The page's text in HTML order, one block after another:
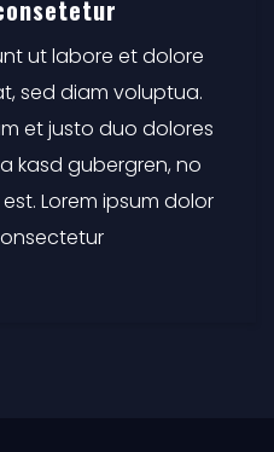
ut labore et dolore
sed diam voluptua.
et justo duo dolores
kasd gubergren, no
Lorem ipsum dolor